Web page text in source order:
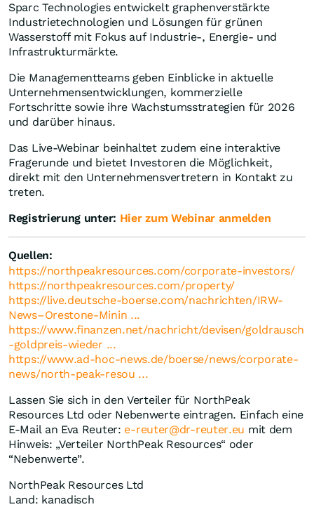
Sparc Technologies entwickelt graphenverstärkte
Industrietechnologien und Lösungen für grünen
Wasserstoff mit Fokus auf Industrie-, Energie- und
Infrastrukturmärkte.
Die Managementteams geben Einblicke in aktuelle
Unternehmensentwicklungen, kommerzielle
Fortschritte sowie ihre Wachstumsstrategien für 2026
und darüber hinaus.
Das Live-Webinar beinhaltet zudem eine interaktive
Fragerunde und bietet Investoren die Möglichkeit,
direkt mit den Unternehmensvertretern in Kontakt zu
treten.
Registrierung unter: Hier zum Webinar anmelden
Quellen:
https://northpeakresources.com/corporate-investors/
https://northpeakresources.com/property/
https://live.deutsche-boerse.com/nachrichten/IRW-
News–Orestone-Minin ...
https://www.finanzen.net/nachricht/devisen/goldrausch
-goldpreis-wieder ...
https://www.ad-hoc-news.de/boerse/news/corporate-
news/north-peak-resou ...
Lassen Sie sich in den Verteiler für NorthPeak
Resources Ltd oder Nebenwerte eintragen. Einfach eine
E-Mail an Eva Reuter: e-reuter@dr-reuter.eu mit dem
Hinweis: „Verteiler NorthPeak Resources“ oder
“Nebenwerte”.
NorthPeak Resources Ltd
Land: kanadisch